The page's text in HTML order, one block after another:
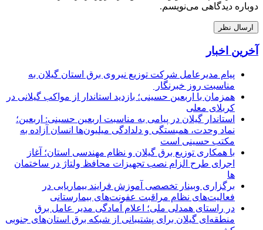
دوباره دیدگاهی می‌نویسم.
آخرین اخبار
پیام مدیرعامل شركت توزیع نیروی برق استان گیلان به
مناسبت روز خبرنگار ‌
همزمان با اربعین حسینی؛ بازدید استاندار از مواکب گیلانی در
کربلای معلی
استاندار گیلان در پیامی به مناسبت اربعین حسینی: اربعین؛
نماد وحدت، همبستگی و دلدادگی میلیون‌ها انسان آزاده به
مکتب حسینی است
با همکاری توزیع برق گیلان و نظام مهندسی استان؛ آغاز
اجرای طرح الزام نصب تجهیزات محافظ ولتاژ در ساختمان
ها
برگزاری وبینار تخصصی آموزش فرایند بیماریابی در
فعالیت‌های نظام مراقبت عفونت‌های بیمارستانی
در راستای همدلی ملی؛ اعلام آمادگی مدیر عامل برق
منطقه‌ای گیلان برای پشتیبانی از شبكه برق استان‌های جنوبی